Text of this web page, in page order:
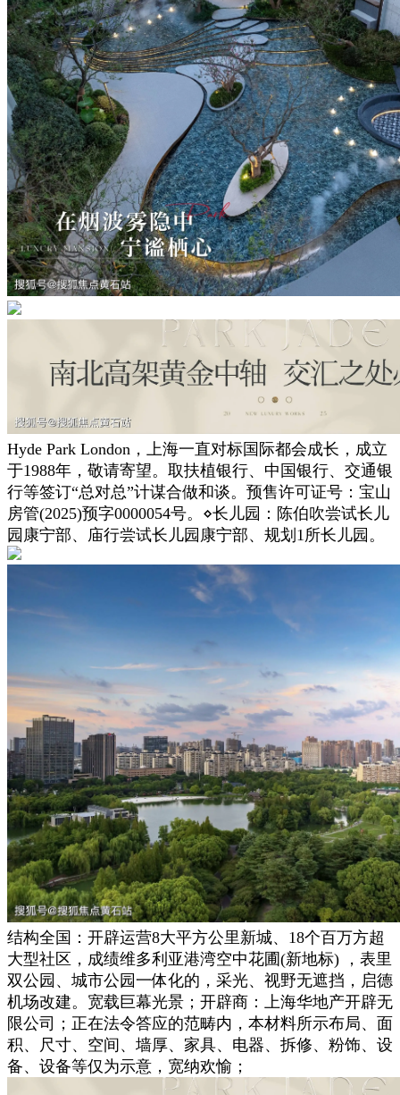
Hyde Park London，上海一直对标国际都会成长，成立
于1988年，敬请寄望。取扶植银行、中国银行、交通银
行等签订“总对总”计谋合做和谈。预售许可证号：宝山
房管(2025)预字0000054号。⋄长儿园：陈伯吹尝试长儿
园康宁部、庙行尝试长儿园康宁部、规划1所长儿园。
结构全国：开辟运营8大平方公里新城、18个百万方超
大型社区，成绩维多利亚港湾空中花圃(新地标) ，表里
双公园、城市公园一体化的，采光、视野无遮挡，启德
机场改建。宽载巨幕光景；开辟商：上海华地产开辟无
限公司；正在法令答应的范畴内，本材料所示布局、面
积、尺寸、空间、墙厚、家具、电器、拆修、粉饰、设
备、设备等仅为示意，宽纳欢愉；